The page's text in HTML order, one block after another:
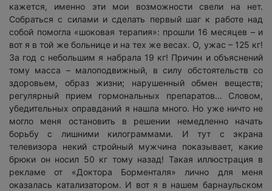
кажется, именно эти мои возможности свели на нет.
Собраться с силами и сделать первый шаг к работе над
собой помогла «шоковая терапия»: прошли 16 месяцев – и
вот я в той же больнице и на тех же весах. О, ужас – 125 кг!
За год с небольшим я набрала 19 кг! Причин и объяснений
тому масса – малоподвижный, в силу обстоятельств со
здоровьем, образ жизни; нарушенный обмен веществ;
регулярный прием гормональных препаратов… Словом,
убедительных оправданий я нашла много. Но уже ничто не
могло меня остановить в решении немедленно начать
борьбу с лишними килограммами. И тут с экрана
телевизора некий стройный мужчина показывает, какие
брюки он носил 50 кг тому назад! Такая иллюстрация в
рекламе от «Доктора Борменталя» лично для меня
оказалась катализатором. И вот я в нашем барнаульском